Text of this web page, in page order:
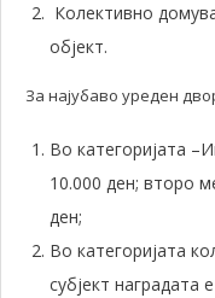
Колективно
објект.
За најубаво уреден
Во категоријата
10.000 ден; второ
ден;
Во категоријата
субјект наградата